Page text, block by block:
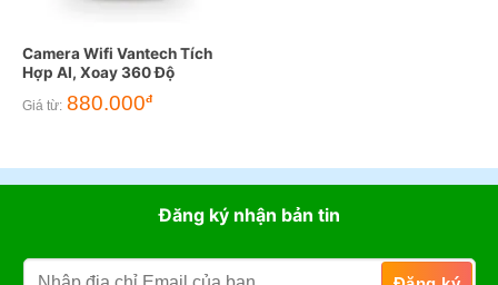
Camera Wifi Vantech Tích
Hợp AI, Xoay 360 Độ
Giá từ: 880.000đ
Đăng ký nhận bản tin